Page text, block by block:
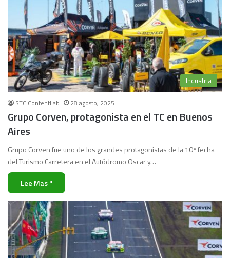
Industria
STC ContentLab 28 agosto, 2025
Grupo Corven, protagonista en el TC en Buenos
Aires
Grupo Corven fue uno de los grandes protagonistas de la 10ª fecha
del Turismo Carretera en el Autódromo Oscar y…
Lee Mas "